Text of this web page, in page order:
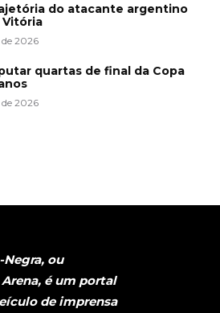
do atacante argentino
Vitória
2026
quartas de final da Copa
2026
Negra, ou
é um portal
de imprensa